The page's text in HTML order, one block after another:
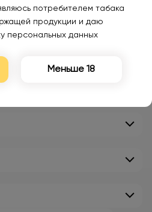
потребителем табака
продукции и даю
персональных данных
Меньше 18